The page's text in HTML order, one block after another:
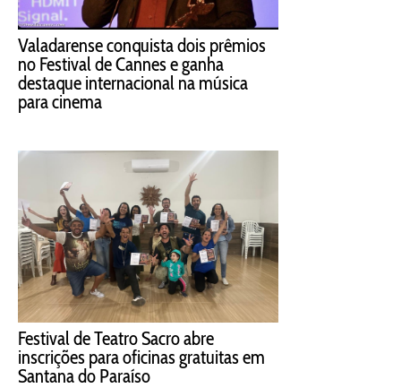
Valadarense conquista dois prêmios
no Festival de Cannes e ganha
destaque internacional na música
para cinema
Festival de Teatro Sacro abre
inscrições para oficinas gratuitas em
Santana do Paraíso